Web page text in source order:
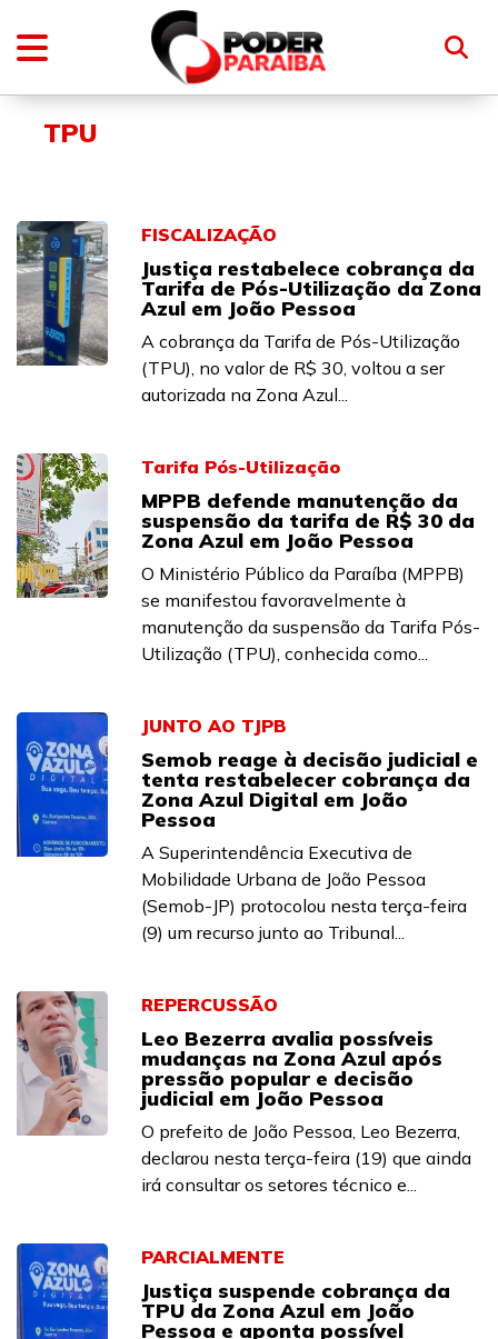
TPU
FISCALIZAÇÃO
Justiça restabelece cobrança da
Tarifa de Pós-Utilização da Zona
Azul em João Pessoa
A cobrança da Tarifa de Pós-Utilização
(TPU), no valor de R$ 30, voltou a ser
autorizada na Zona Azul...
Tarifa Pós-Utilização
MPPB defende manutenção da
suspensão da tarifa de R$ 30 da
Zona Azul em João Pessoa
O Ministério Público da Paraíba (MPPB)
se manifestou favoravelmente à
manutenção da suspensão da Tarifa Pós-
Utilização (TPU), conhecida como...
JUNTO AO TJPB
Semob reage à decisão judicial e
tenta restabelecer cobrança da
Zona Azul Digital em João
Pessoa
A Superintendência Executiva de
Mobilidade Urbana de João Pessoa
(Semob-JP) protocolou nesta terça-feira
(9) um recurso junto ao Tribunal...
REPERCUSSÃO
Leo Bezerra avalia possíveis
mudanças na Zona Azul após
pressão popular e decisão
judicial em João Pessoa
O prefeito de João Pessoa, Leo Bezerra,
declarou nesta terça-feira (19) que ainda
irá consultar os setores técnico e...
PARCIALMENTE
Justiça suspende cobrança da
TPU da Zona Azul em João
Pessoa e aponta possível